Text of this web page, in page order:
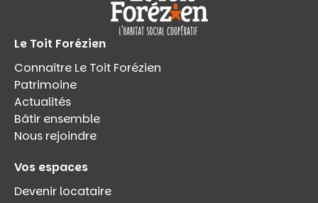
Le Toit Forézien
Connaître Le Toit Forézien
Patrimoine
Actualités
Bâtir ensemble
Nous rejoindre
Vos espaces
Devenir locataire